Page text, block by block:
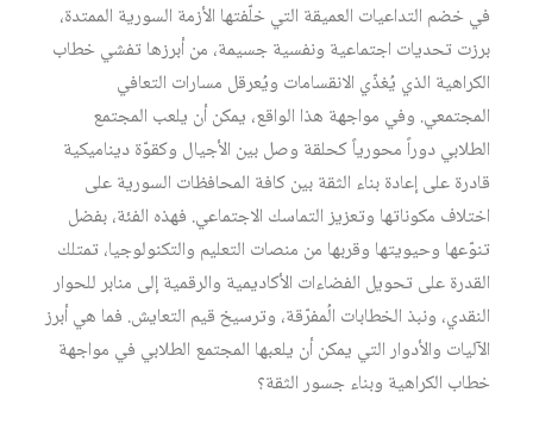
في خضم التداعيات العميقة التي خلّفتها الأزمة السورية الممتدة،
برزت تحديات اجتماعية ونفسية جسيمة، من أبرزها تفشي خطاب
الكراهية الذي يُغذّي الانقسامات ويُعرقل مسارات التعافي
المجتمعي. وفي مواجهة هذا الواقع، يمكن أن يلعب المجتمع
الطلابي دوراً محورياً كحلقة وصل بين الأجيال وكقوّة ديناميكية
قادرة على إعادة بناء الثقة بين كافة المحافظات السورية على
اختلاف مكوناتها وتعزيز التماسك الاجتماعي. فهذه الفئة، بفضل
تنوّعها وحيويتها وقربها من منصات التعليم والتكنولوجيا، تمتلك
القدرة على تحويل الفضاءات الأكاديمية والرقمية إلى منابر للحوار
النقدي، ونبذ الخطابات الُمفرّقة، وترسيخ قيم التعايش. فما هي أبرز
الآليات والأدوار التي يمكن أن يلعبها المجتمع الطلابي في مواجهة
خطاب الكراهية وبناء جسور الثقة؟